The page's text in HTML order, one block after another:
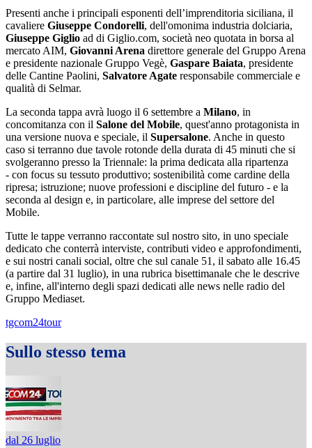
Presenti anche i principali esponenti dell’imprenditoria siciliana, il
cavaliere Giuseppe Condorelli, dell'omonima industria dolciaria,
Giuseppe Giglio ad di Giglio.com, società neo quotata in borsa al
mercato AIM, Giovanni Arena direttore generale del Gruppo Arena
e presidente nazionale Gruppo Vegè, Gaspare Baiata, presidente
delle Cantine Paolini, Salvatore Agate responsabile commerciale e
qualità di Selmar.
La seconda tappa avrà luogo il 6 settembre a Milano, in
concomitanza con il Salone del Mobile, quest'anno protagonista in
una versione nuova e speciale, il Supersalone. Anche in questo
caso si terranno due tavole rotonde della durata di 45 minuti che si
svolgeranno presso la Triennale: la prima dedicata alla ripartenza
- con focus su tessuto produttivo; sostenibilità come cardine della
ripresa; istruzione; nuove professioni e discipline del futuro - e la
seconda al design e, in particolare, alle imprese del settore del
Mobile.
Tutte le tappe verranno raccontate sul nostro sito, in uno speciale
dedicato che conterrà interviste, contributi video e approfondimenti,
e sui nostri canali social, oltre che sul canale 51, il sabato alle 16.45
(a partire dal 31 luglio), in una rubrica bisettimanale che le descrive
e, infine, all'interno degli spazi dedicati alle news nelle radio del
Gruppo Mediaset.
tgcom24tour
Sullo stesso tema
dal 26 luglio